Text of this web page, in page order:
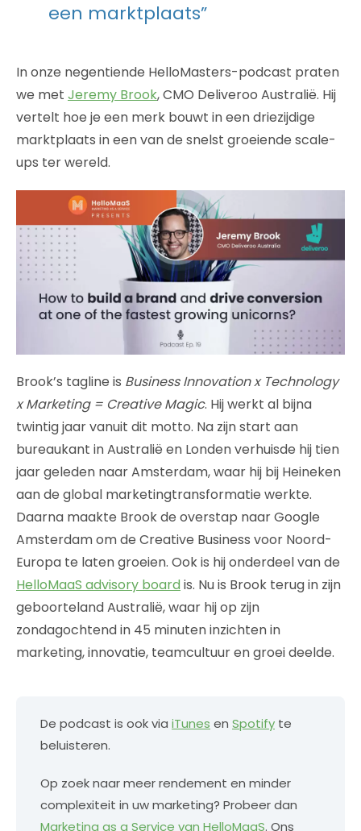
een marktplaats”
In onze negentiende HelloMasters-podcast praten
we met Jeremy Brook, CMO Deliveroo Australië. Hij
vertelt hoe je een merk bouwt in een driezijdige
marktplaats in een van de snelst groeiende scale-
ups ter wereld.
Brook’s tagline is Business Innovation x Technology
x Marketing = Creative Magic. Hij werkt al bijna
twintig jaar vanuit dit motto. Na zijn start aan
bureaukant in Australië en Londen verhuisde hij tien
jaar geleden naar Amsterdam, waar hij bij Heineken
aan de global marketingtransformatie werkte.
Daarna maakte Brook de overstap naar Google
Amsterdam om de Creative Business voor Noord-
Europa te laten groeien. Ook is hij onderdeel van de
HelloMaaS advisory board is. Nu is Brook terug in zijn
geboorteland Australië, waar hij op zijn
zondagochtend in 45 minuten inzichten in
marketing, innovatie, teamcultuur en groei deelde.
De podcast is ook via iTunes en Spotify te
beluisteren.
Op zoek naar meer rendement en minder
complexiteit in uw marketing? Probeer dan
Marketing as a Service van HelloMaaS. Ons